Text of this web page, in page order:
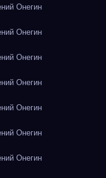
Онегин
Онегин
Онегин
Онегин
Онегин
Онегин
Онегин